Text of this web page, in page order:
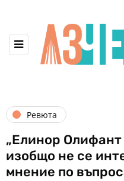
Ревюта
„Елинор Олифант
изобщо не се
мнение по